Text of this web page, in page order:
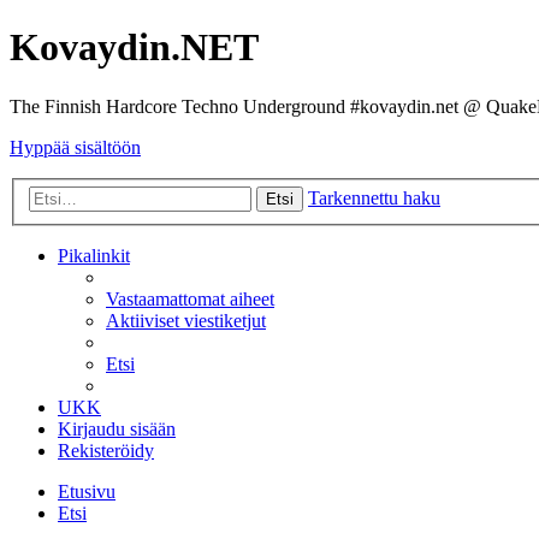
Kovaydin.NET
The Finnish Hardcore Techno Underground #kovaydin.net @
Hyppää sisältöön
Etsi Tarkennettu haku
Pikalinkit
Vastaamattomat aiheet
Aktiiviset viestiketjut
Etsi
UKK
Kirjaudu sisään
Rekisteröidy
Etusivu
Etsi